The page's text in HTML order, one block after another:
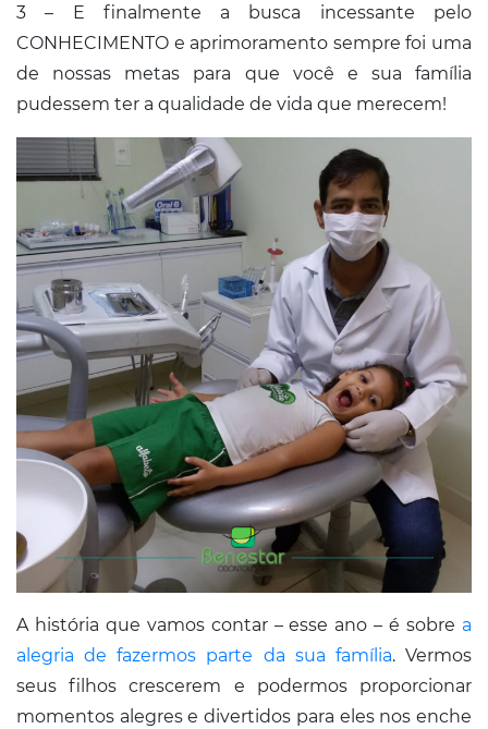
3 – E finalmente a busca incessante pelo
CONHECIMENTO e aprimoramento sempre foi uma
de nossas metas para que você e sua família
pudessem ter a qualidade de vida que merecem!
A história que vamos contar – esse ano – é sobre a
alegria de fazermos parte da sua família. Vermos
seus filhos crescerem e podermos proporcionar
momentos alegres e divertidos para eles nos enche